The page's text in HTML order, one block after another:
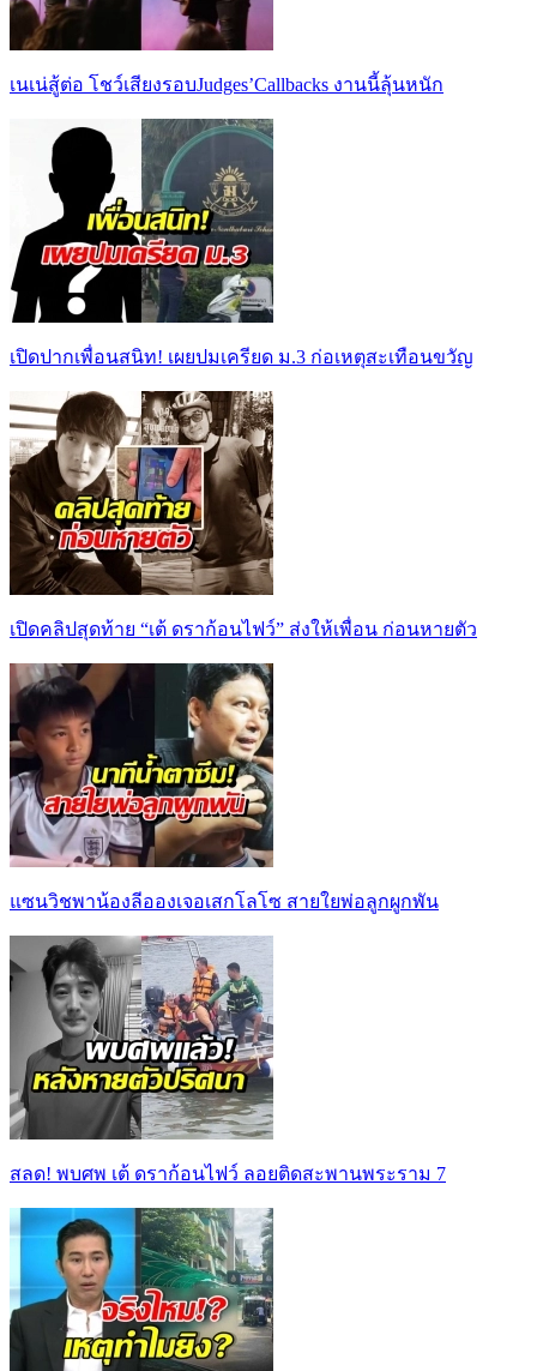
เนเน่สู้ต่อ โชว์เสียงรอบJudges’Callbacks งานนี้ลุ้นหนัก
เปิดปากเพื่อนสนิท! เผยปมเครียด ม.3 ก่อเหตุสะเทือนขวัญ
เปิดคลิปสุดท้าย “เต้ ดราก้อนไฟว์” ส่งให้เพื่อน ก่อนหายตัว
แซนวิชพาน้องลีอองเจอเสกโลโซ สายใยพ่อลูกผูกพัน
สลด! พบศพ เต้ ดราก้อนไฟว์ ลอยติดสะพานพระราม 7